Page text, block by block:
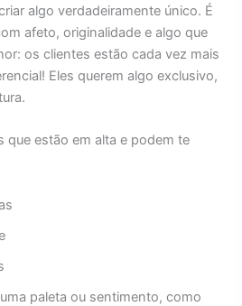
algo verdadeiramente único. É
afeto, originalidade e algo que
os clientes estão cada vez mais
Eles querem algo exclusivo,
que estão em alta e podem te
paleta ou sentimento, como